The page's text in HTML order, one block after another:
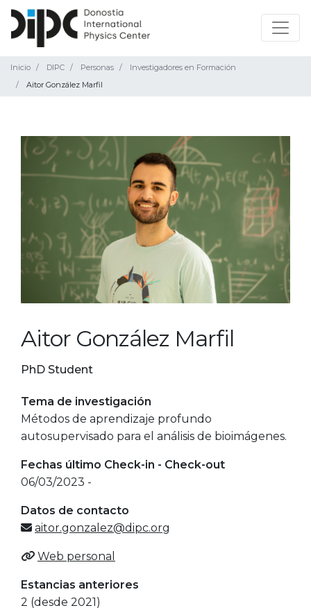
Inicio DIPC Personas
Investigadores en Formación
Aitor González Marfil
Aitor González Marfil
PhD Student
Tema de investigación
Métodos de aprendizaje profundo
autosupervisado para el análisis de bioimágenes.
Fechas último Check-in - Check-out
06/03/2023 -
Datos de contacto
aitor.gonzalez@dipc.org
Web personal
Estancias anteriores
2 (desde 2021)